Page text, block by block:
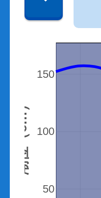
50
100
150
潮位（cm）